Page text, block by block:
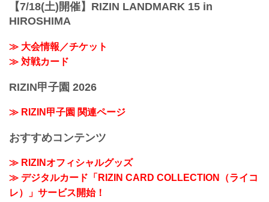
【7/18(土)開催】RIZIN LANDMARK 15 in
HIROSHIMA
≫ 大会情報／チケット
≫ 対戦カード
RIZIN甲子園 2026
≫ RIZIN甲子園 関連ページ
おすすめコンテンツ
≫ RIZINオフィシャルグッズ
≫ デジタルカード「RIZIN CARD COLLECTION（ライコ
レ）」サービス開始！